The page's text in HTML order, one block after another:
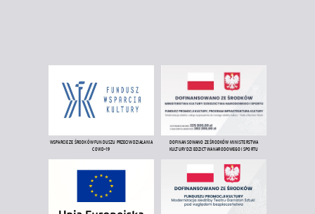
WSPARCIE ZE ŚRODKÓW FUNDUSZU PRZECIWDZIAŁANIA
COVID-19
DOFINANSOWANO ZE ŚRODKÓW MINISTERSTWA
KULTURY DZIEDZICTWA NARODOWEGO I SPORTU